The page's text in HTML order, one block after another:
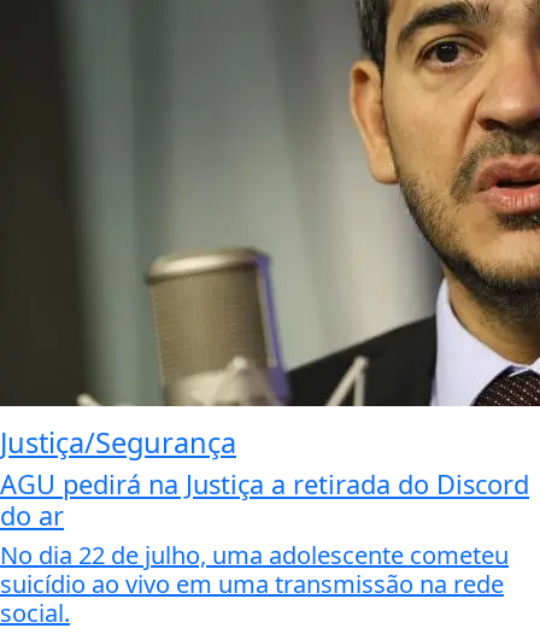
Justiça/Segurança
AGU pedirá na Justiça a retirada do Discord
do ar
No dia 22 de julho, uma adolescente cometeu
suicídio ao vivo em uma transmissão na rede
social.